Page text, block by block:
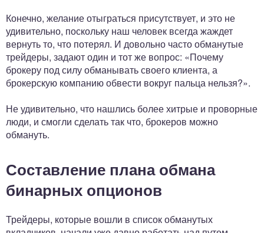
Конечно, желание отыграться присутствует, и это не
удивительно, поскольку наш человек всегда жаждет
вернуть то, что потерял. И довольно часто обманутые
трейдеры, задают один и тот же вопрос: «Почему
брокеру под силу обманывать своего клиента, а
брокерскую компанию обвести вокруг пальца нельзя?».
Не удивительно, что нашлись более хитрые и проворные
люди, и смогли сделать так что, брокеров можно
обмануть.
Составление плана обмана
бинарных опционов
Трейдеры, которые вошли в список обманутых